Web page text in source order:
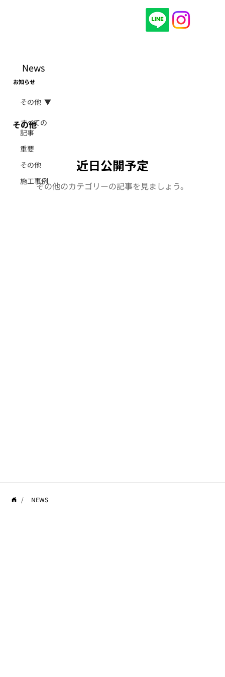
News
​お知らせ
すべての
記事
重要
その他
施工事例
その他
その他
近日公開予定
その他のカテゴリーの記事を見ましょう。
/ NEWS